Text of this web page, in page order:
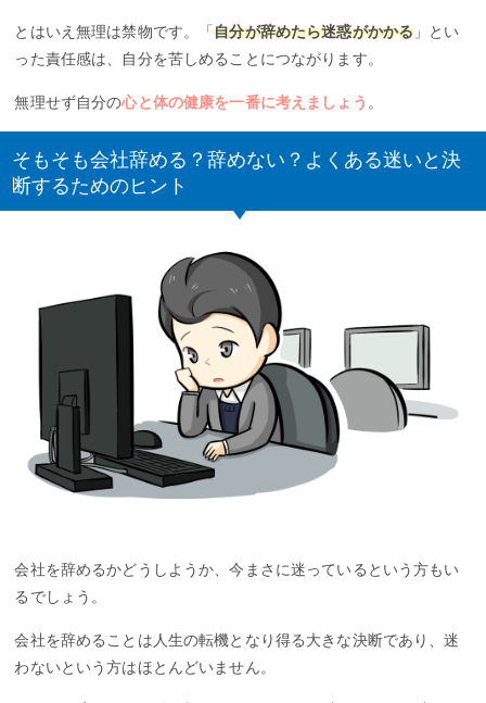
とはいえ無理は禁物です。「自分が辞めたら迷惑がかかる 」とい
った責任感は、自分を苦しめることにつながります。
無理せず自分の心と体の健康を一番に考えましょう 。
そもそも会社辞める？辞めない？よくある迷いと決
断するためのヒント
会社を辞めるかどうしようか、今まさに迷っているという方もい
るでしょう。
会社を辞めることは人生の転機となり得る大きな決断であり、迷
わないという方はほとんどいません。